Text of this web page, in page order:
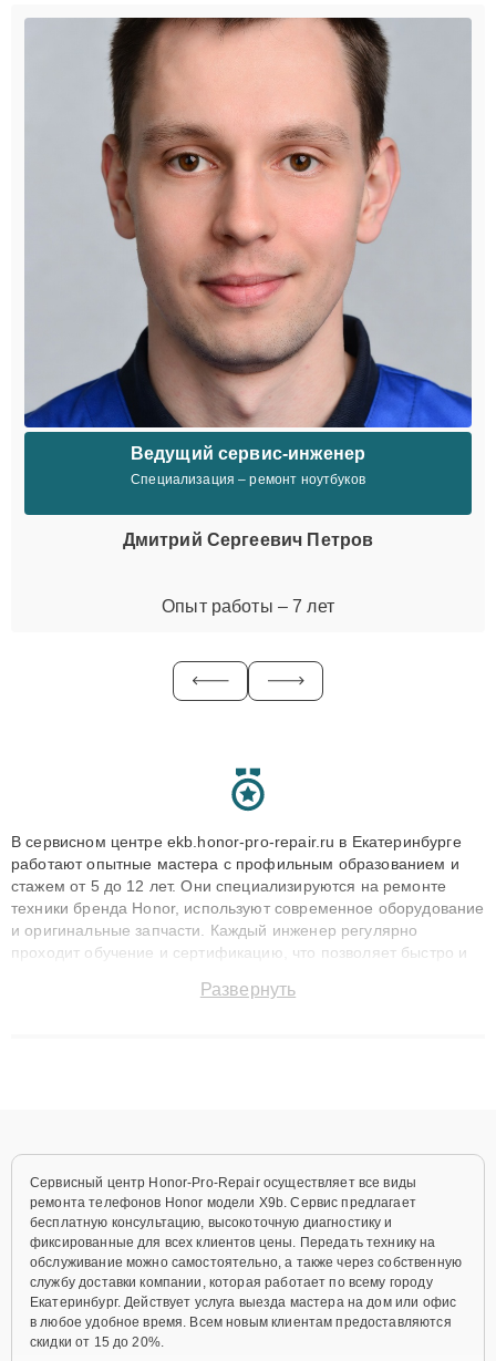
Ведущий сервис-инженер
Специализация – ремонт ноутбуков
Дмитрий Сергеевич Петров
Опыт работы – 7 лет
В сервисном центре ekb.honor-pro-repair.ru в Екатеринбурге
работают опытные мастера с профильным образованием и
стажем от 5 до 12 лет. Они специализируются на ремонте
техники бренда Honor, используют современное оборудование
и оригинальные запчасти. Каждый инженер регулярно
проходит обучение и сертификацию, что позволяет быстро и
сохранением гарантии до 3 лет. Наши мастера решают
Развернуть
Сервисный центр Honor-Pro-Repair осуществляет все виды
ремонта телефонов Honor модели X9b. Сервис предлагает
бесплатную консультацию, высокоточную диагностику и
фиксированные для всех клиентов цены. Передать технику на
обслуживание можно самостоятельно, а также через собственную
службу доставки компании, которая работает по всему городу
Екатеринбург. Действует услуга выезда мастера на дом или офис
в любое удобное время. Всем новым клиентам предоставляются
скидки от 15 до 20%.